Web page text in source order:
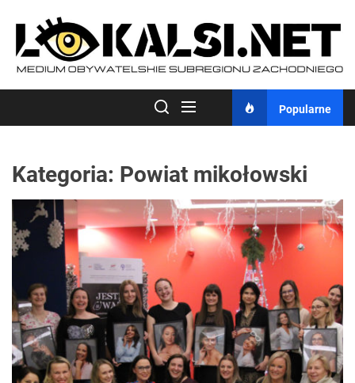
content
Popularne
Kategoria: Powiat mikołowski